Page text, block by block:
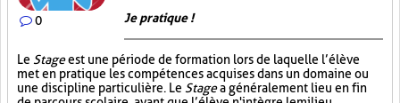
0 Je pratique !
Le Stageest une période de formation lors de laquelle l’élève
met en pratique les compétences acquises dans un domaine ou
une discipline particulière. Le Stagea généralement lieu en fin